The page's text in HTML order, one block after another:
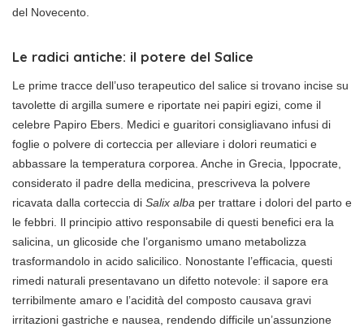
del Novecento.
Le radici antiche: il potere del Salice
Le prime tracce dell’uso terapeutico del salice si trovano incise su
tavolette di argilla sumere e riportate nei papiri egizi, come il
celebre Papiro Ebers. Medici e guaritori consigliavano infusi di
foglie o polvere di corteccia per alleviare i dolori reumatici e
abbassare la temperatura corporea. Anche in Grecia, Ippocrate,
considerato il padre della medicina, prescriveva la polvere
ricavata dalla corteccia di Salix alba per trattare i dolori del parto e
le febbri. Il principio attivo responsabile di questi benefici era la
salicina, un glicoside che l’organismo umano metabolizza
trasformandolo in acido salicilico. Nonostante l’efficacia, questi
rimedi naturali presentavano un difetto notevole: il sapore era
terribilmente amaro e l’acidità del composto causava gravi
irritazioni gastriche e nausea, rendendo difficile un’assunzione